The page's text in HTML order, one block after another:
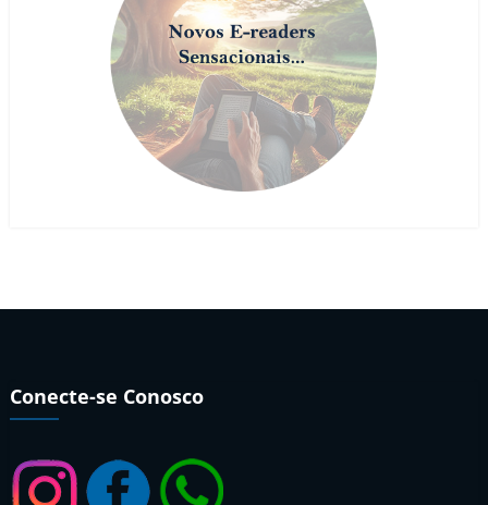
Conecte-se Conosco